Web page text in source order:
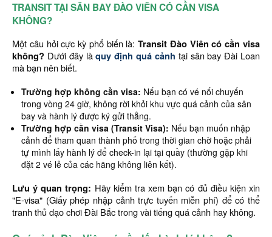
TRANSIT TẠI SÂN BAY ĐÀO VIÊN CÓ CẦN VISA
KHÔNG?
Một câu hỏi cực kỳ phổ biến là:Transit Đào Viên có cần visa
không? Dưới đây làquy định quá cảnh tại sân bay Đài Loan
mà bạn nên biết.
Trường hợp không cần visa: Nếu bạn có vé nối chuyến
trong vòng 24 giờ, không rời khỏi khu vực quá cảnh của sân
bay và hành lý được ký gửi thẳng.
Trường hợp cần visa (Transit Visa): Nếu bạn muốn nhập
cảnh để tham quan thành phố trong thời gian chờ hoặc phải
tự mình lấy hành lý để check-in lại tại quầy (thường gặp khi
đặt 2 vé lẻ của các hãng không liên kết).
Lưu ý quan trọng: Hãy kiểm tra xem bạn có đủ điều kiện xin
"E-visa" (Giấy phép nhập cảnh trực tuyến miễn phí) để có thể
tranh thủ dạo chơi Đài Bắc trong vài tiếng quá cảnh hay không.